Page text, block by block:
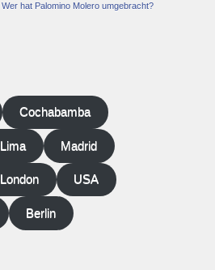
Wer hat Palomino Molero umgebracht?
Cochabamba
Lima Madrid
London USA
Berlin